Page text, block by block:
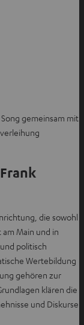
gemeinsam mit
die sowohl
Main und in
politisch
Wertebildung
gehören zur
klären die
und Diskurse